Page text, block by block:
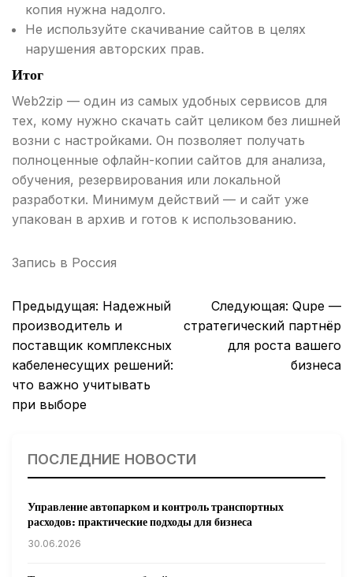
копия нужна надолго.
Не используйте скачивание сайтов в целях
нарушения авторских прав.
Итог
Web2zip — один из самых удобных сервисов для
тех, кому нужно скачать сайт целиком без лишней
возни с настройками. Он позволяет получать
полноценные офлайн-копии сайтов для анализа,
обучения, резервирования или локальной
разработки. Минимум действий — и сайт уже
упакован в архив и готов к использованию.
Запись в Россия
Навигация
по
записям
Предыдущая: Надежный
производитель и
поставщик комплексных
кабеленесущих решений:
что важно учитывать
при выборе
Следующая: Qupe —
стратегический партнёр
для роста вашего
бизнеса
ПОСЛЕДНИЕ НОВОСТИ
Управление автопарком и контроль транспортных
расходов: практические подходы для бизнеса
30.06.2026